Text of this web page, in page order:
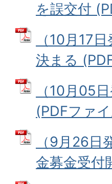
を誤交付
（10月17
決まる
（10月05
(PDFファ
（9月26
金募金受付